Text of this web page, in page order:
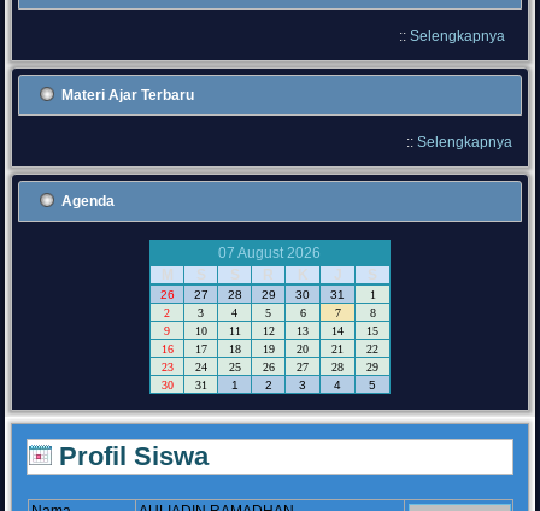
:: Selengkapnya
Materi Ajar Terbaru
:: Selengkapnya
Agenda
07 August 2026
M
S S R K J S
26 27 28 29 30 31
1
2
3 4 5 6 7
8
9
10 11 12 13 14
15
16
17 18 19 20 21
22
23
24 25 26 27 28
29
30
31 1 2 3 4 5
Profil Siswa